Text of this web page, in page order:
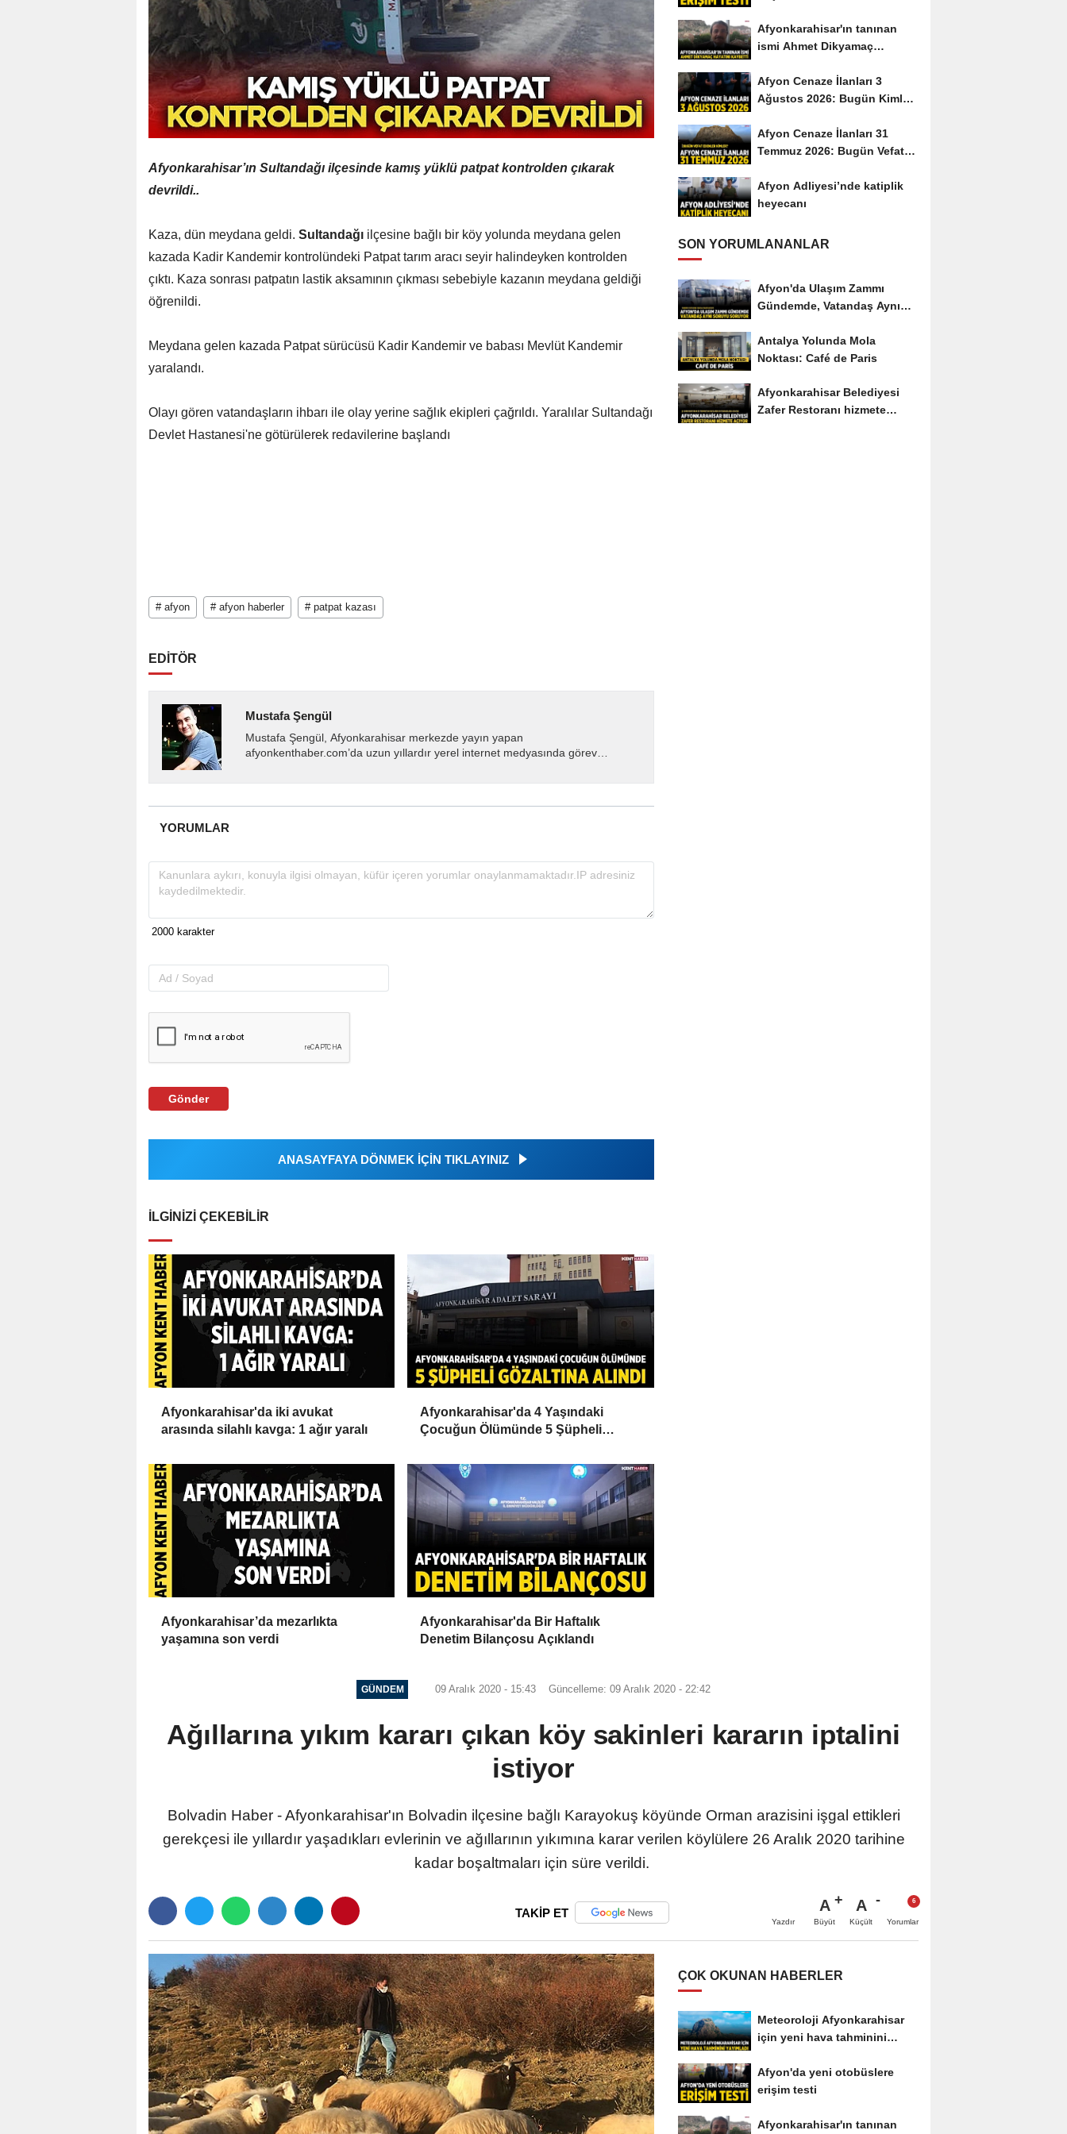
Afyonkarahisar’ın Sultandağı ilçesinde kamış yüklü patpat kontrolden çıkarak
devrildi..
Kaza, dün meydana geldi. Sultandağı ilçesine bağlı bir köy yolunda meydana gelen
kazada Kadir Kandemir kontrolündeki Patpat tarım aracı seyir halindeyken kontrolden
çıktı. Kaza sonrası patpatın lastik aksamının çıkması sebebiyle kazanın meydana geldiği
öğrenildi.
Meydana gelen kazada Patpat sürücüsü Kadir Kandemir ve babası Mevlüt Kandemir
yaralandı.
Olayı gören vatandaşların ihbarı ile olay yerine sağlık ekipleri çağrıldı. Yaralılar Sultandağı
Devlet Hastanesi'ne götürülerek redavilerine başlandı
# afyon # afyon haberler # patpat kazası
EDİTÖR
Mustafa Şengül
Mustafa Şengül, Afyonkarahisar merkezde yayın yapan
afyonkenthaber.com’da uzun yıllardır yerel internet medyasında görev
YORUMLAR
Gönder
ANASAYFAYA DÖNMEK İÇİN TIKLAYINIZ
İLGINIZI ÇEKEBILIR
Afyonkarahisar'da iki avukat
arasında silahlı kavga: 1 ağır yaralı
Afyonkarahisar'da 4 Yaşındaki
Çocuğun Ölümünde 5 Şüpheli
Afyonkarahisar’da mezarlıkta
yaşamına son verdi
Afyonkarahisar'da Bir Haftalık
Denetim Bilançosu Açıklandı
Afyonkarahisar'ın tanınan
ismi Ahmet Dikyamaç
Afyon Cenaze İlanları 3
Ağustos 2026: Bugün Kimler
Afyon Cenaze İlanları 31
Temmuz 2026: Bugün Vefat
Afyon Adliyesi’nde katiplik
heyecanı
SON YORUMLANANLAR
Afyon'da Ulaşım Zammı
Gündemde, Vatandaş Aynı
Antalya Yolunda Mola
Noktası: Café de Paris
Afyonkarahisar Belediyesi
Zafer Restoranı hizmete
GÜNDEM 09 Aralık 2020 - 15:43 Güncelleme: 09 Aralık 2020 - 22:42
Ağıllarına yıkım kararı çıkan köy sakinleri kararın iptalini
istiyor
Bolvadin Haber - Afyonkarahisar'ın Bolvadin ilçesine bağlı Karayokuş köyünde Orman arazisini işgal ettikleri
gerekçesi ile yıllardır yaşadıkları evlerinin ve ağıllarının yıkımına karar verilen köylülere 26 Aralık 2020 tarihine
kadar boşaltmaları için süre verildi.
TAKİP ET
Yazdır
A
Büyüt
A
Küçült Yorumlar
ÇOK OKUNAN HABERLER
Meteoroloji Afyonkarahisar
için yeni hava tahminini
Afyon'da yeni otobüslere
erişim testi
Afyonkarahisar'ın tanınan